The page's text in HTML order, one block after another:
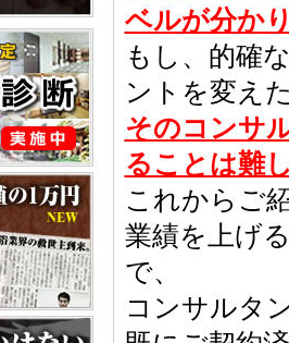
ベルが分か
もし、的確
ントを変え
そのコンサ
ることは難
これからご
業績を上げ
で、
コンサルタ